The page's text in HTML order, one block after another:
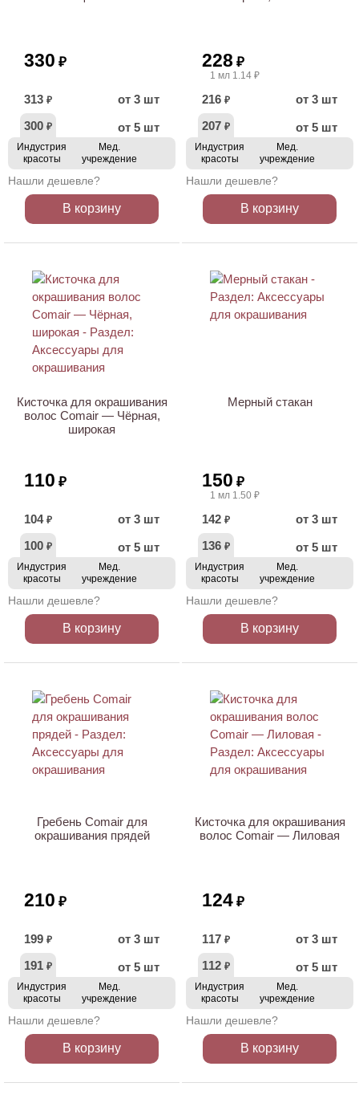
330 ₽
313 ₽
от 3 шт
300 ₽ от 5 шт
Индустрия
красоты
Мед.
учреждение
Нашли дешевле?
В корзину
228 ₽
1 мл 1.14 ₽
216 ₽
от 3 шт
207 ₽ от 5 шт
Индустрия
красоты
Мед.
учреждение
Нашли дешевле?
В корзину
Кисточка для окрашивания
волос Comair — Чёрная,
широкая
110 ₽
104 ₽
от 3 шт
100 ₽ от 5 шт
Индустрия
красоты
Мед.
учреждение
Нашли дешевле?
В корзину
Мерный стакан
150 ₽
1 мл 1.50 ₽
142 ₽
от 3 шт
136 ₽ от 5 шт
Индустрия
красоты
Мед.
учреждение
Нашли дешевле?
В корзину
Гребень Comair для
окрашивания прядей
210 ₽
199 ₽
от 3 шт
191 ₽ от 5 шт
Индустрия
красоты
Мед.
учреждение
Нашли дешевле?
В корзину
Кисточка для окрашивания
волос Comair — Лиловая
124 ₽
117 ₽
от 3 шт
112 ₽ от 5 шт
Индустрия
красоты
Мед.
учреждение
Нашли дешевле?
В корзину